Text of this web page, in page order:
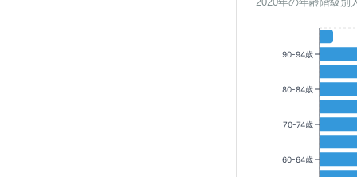
90-94歳
80-84歳
70-74歳
60-64歳